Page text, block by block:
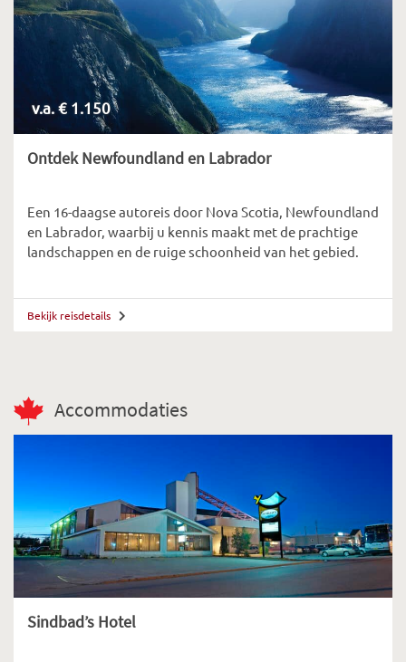
v.a. € 1.150
Ontdek Newfoundland en Labrador
Een 16-daagse autoreis door Nova Scotia, Newfoundland
en Labrador, waarbij u kennis maakt met de prachtige
landschappen en de ruige schoonheid van het gebied.
Bekijk reisdetails
Accommodaties
Sindbad’s Hotel